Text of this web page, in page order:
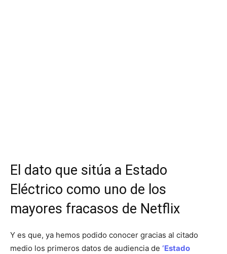
El dato que sitúa a Estado
Eléctrico como uno de los
mayores fracasos de Netflix
Y es que, ya hemos podido conocer gracias al citado
medio los primeros datos de audiencia de ‘Estado